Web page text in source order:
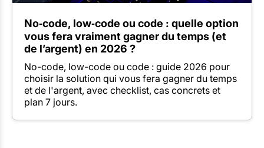
No‑code, low‑code ou code : quelle option
vous fera vraiment gagner du temps (et
de l’argent) en 2026 ?
No-code, low-code ou code : guide 2026 pour
choisir la solution qui vous fera gagner du temps
et de l'argent, avec checklist, cas concrets et
plan 7 jours.